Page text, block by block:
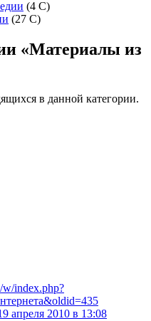
(4 С)
(27 С)
«Материалы из
в данной категории.
index.php?
апреля 2010 в 13:08